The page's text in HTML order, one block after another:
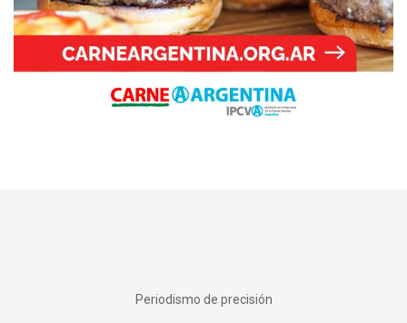
Periodismo de precisión